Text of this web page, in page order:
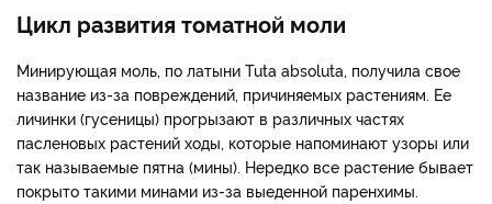
Цикл развития томатной моли
Минирующая моль, по латыни Tuta absoluta, получила свое
название из-за повреждений, причиняемых растениям. Ее
личинки (гусеницы) прогрызают в различных частях
пасленовых растений ходы, которые напоминают узоры или
так называемые пятна (мины). Нередко все растение бывает
покрыто такими минами из-за выеденной паренхимы.